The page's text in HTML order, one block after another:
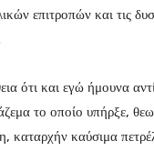
επιτροπών και τις
ότι και εγώ ήμουνα
το οποίο υπήρξε,
καταρχήν καύσιμα